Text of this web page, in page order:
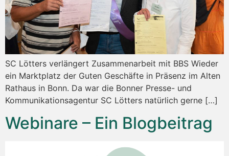
SC Lötters verlängert Zusammenarbeit mit BBS Wieder
ein Marktplatz der Guten Geschäfte in Präsenz im Alten
Rathaus in Bonn. Da war die Bonner Presse- und
Kommunikationsagentur SC Lötters natürlich gerne […]
Webinare – Ein Blogbeitrag